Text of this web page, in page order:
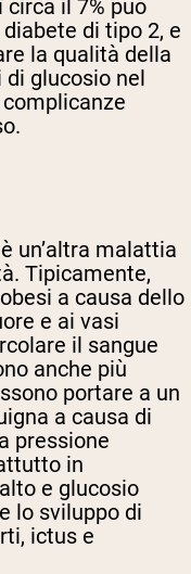
circa il 7% può
di tipo 2, e
la qualità della
glucosio nel
un’altra malattia
Tipicamente,
a causa dello
e ai vasi
il sangue
anche più
portare a un
a causa di
pressione
in
e glucosio
lo sviluppo di
ictus e